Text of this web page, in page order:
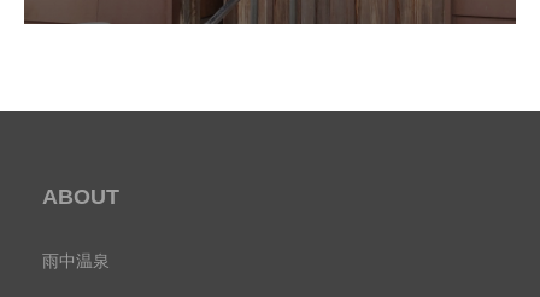
ABOUT
雨中温泉